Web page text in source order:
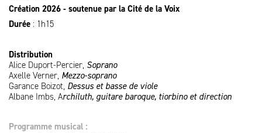
Création 2026 - soutenue par la Cité de la Voix
Durée : 1h15
Distribution
Alice Duport-Percier, Soprano
Axelle Verner, Mezzo-soprano
Garance Boizot, Dessus et basse de viole
Albane Imbs, Archiluth, guitare baroque, tiorbino et direction
Programme musical :